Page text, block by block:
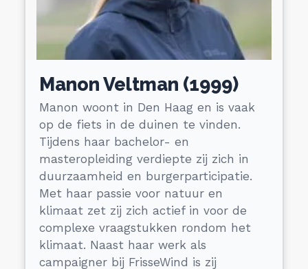
Manon Veltman (1999)
Manon woont in Den Haag en is vaak
op de fiets in de duinen te vinden.
Tijdens haar bachelor- en
masteropleiding verdiepte zij zich in
duurzaamheid en burgerparticipatie.
Met haar passie voor natuur en
klimaat zet zij zich actief in voor de
complexe vraagstukken rondom het
klimaat. Naast haar werk als
campaigner bij FrisseWind is zij